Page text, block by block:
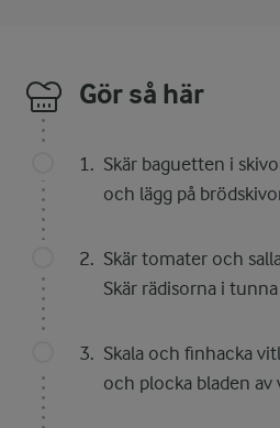
Gör så här
Skär baguetten i
och lägg på
Skär tomater och
Skär rädisorna i
Skala och finhacka
och plocka bladen av